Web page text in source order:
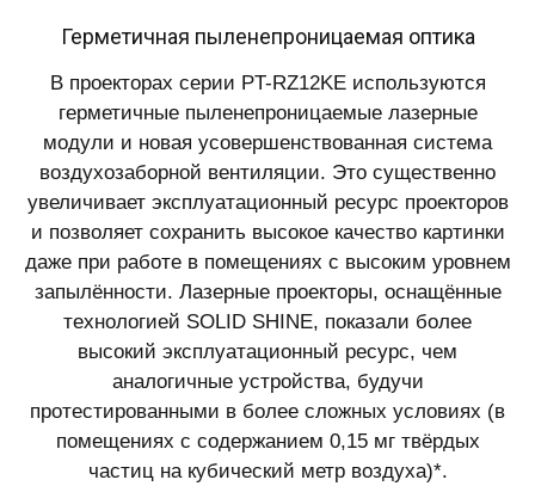
Герметичная пыленепроницаемая оптика
В проекторах серии PT-RZ12KE используются
герметичные пыленепроницаемые лазерные
модули и новая усовершенствованная система
воздухозаборной вентиляции. Это существенно
увеличивает эксплуатационный ресурс проекторов
и позволяет сохранить высокое качество картинки
даже при работе в помещениях с высоким уровнем
запылённости. Лазерные проекторы, оснащённые
технологией SOLID SHINE, показали более
высокий эксплуатационный ресурс, чем
аналогичные устройства, будучи
протестированными в более сложных условиях (в
помещениях с содержанием 0,15 мг твёрдых
частиц на кубический метр воздуха)*.